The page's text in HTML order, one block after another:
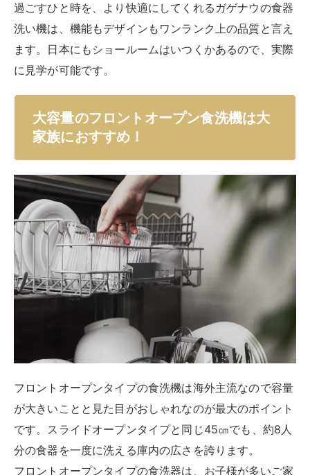
過ごすひと時を、より快適にしてくれるガゲナウの食器
洗い機は、機能もデザインもワンランク上の品質と言え
ます。日本にもショールームはいつくかあるので、実際
に見学が可能です。
大容量のフロントオープン食洗機は大
家族におすすめ！
フロントオープンタイプの食洗機は海外主流なので容量
が大きいことと見た目がおしゃれなのが最大のポイント
です。スライドオープンタイプと同じ45㎝でも、約8人
分の食器を一度に洗える庫内の広さを誇ります。
フロントオープンタイプの食洗器は、お子様が多いご家